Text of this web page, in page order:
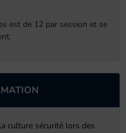
est de 12 par session et se
culture sécurité lors des